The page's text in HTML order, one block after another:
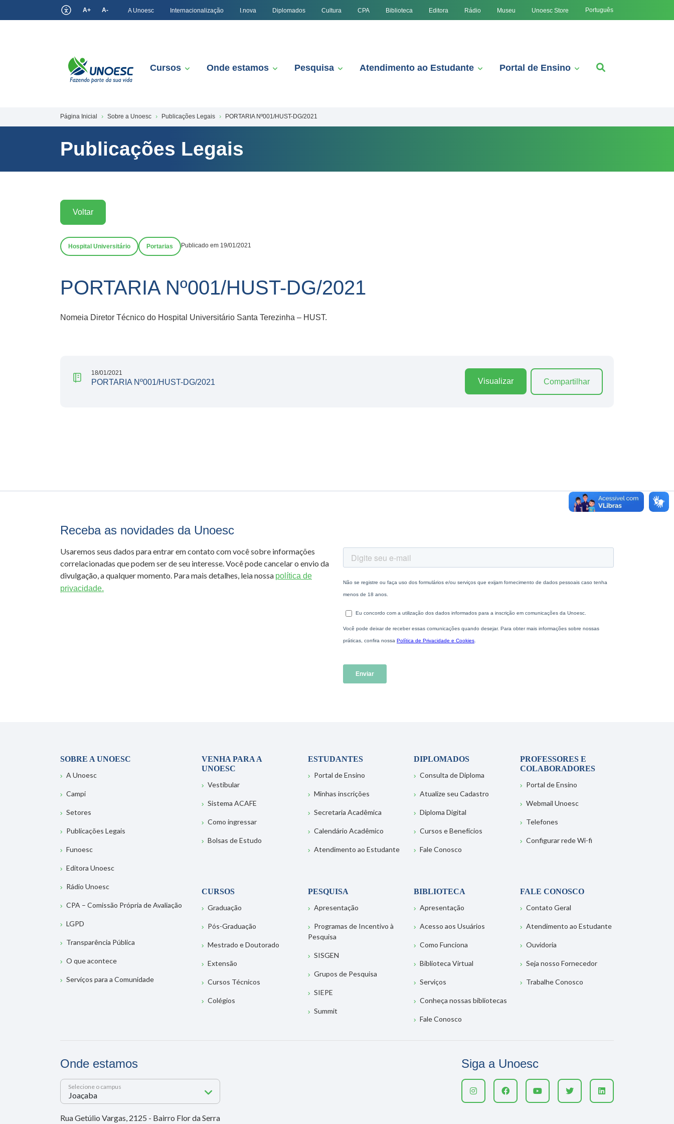
A+ A- A Unoesc Internacionalização I.nova Diplomados Cultura CPA Biblioteca Editora Rádio Museu Unoesc Store Português
Cursos Onde estamos Pesquisa Atendimento ao Estudante Portal de Ensino
Página Inicial Sobre a Unoesc Publicações Legais PORTARIA Nº001/HUST-DG/2021
Publicações Legais
Voltar
Hospital Universitário Portarias Publicado em 19/01/2021
PORTARIA Nº001/HUST-DG/2021
Nomeia Diretor Técnico do Hospital Universitário Santa Terezinha – HUST.
18/01/2021
PORTARIA Nº001/HUST-DG/2021 Visualizar Compartilhar
Receba as novidades da Unoesc
Usaremos seus dados para entrar em contato com você sobre informações
correlacionadas que podem ser de seu interesse. Você pode cancelar o envio da
divulgação, a qualquer momento. Para mais detalhes, leia nossa política de
privacidade.
SOBRE A UNOESC
A Unoesc
Campi
Setores
Publicações Legais
Funoesc
Editora Unoesc
Rádio Unoesc
CPA – Comissão Própria de Avaliação
LGPD
Transparência Pública
O que acontece
Serviços para a Comunidade
VENHA PARA A
UNOESC
Vestibular
Sistema ACAFE
Como ingressar
Bolsas de Estudo
ESTUDANTES
Portal de Ensino
Minhas inscrições
Secretaria Acadêmica
Calendário Acadêmico
Atendimento ao Estudante
DIPLOMADOS
Consulta de Diploma
Atualize seu Cadastro
Diploma Digital
Cursos e Benefícios
Fale Conosco
PROFESSORES E
COLABORADORES
Portal de Ensino
Webmail Unoesc
Telefones
Configurar rede Wi-fi
CURSOS
Graduação
Pós-Graduação
Mestrado e Doutorado
Extensão
Cursos Técnicos
Colégios
PESQUISA
Apresentação
Programas de Incentivo à
Pesquisa
SISGEN
Grupos de Pesquisa
SIEPE
Summit
BIBLIOTECA
Apresentação
Acesso aos Usuários
Como Funciona
Biblioteca Virtual
Serviços
Conheça nossas bibliotecas
Fale Conosco
FALE CONOSCO
Contato Geral
Atendimento ao Estudante
Ouvidoria
Seja nosso Fornecedor
Trabalhe Conosco
Onde estamos
Selecione o campus
Rua Getúlio Vargas, 2125 - Bairro Flor da Serra
Siga a Unoesc